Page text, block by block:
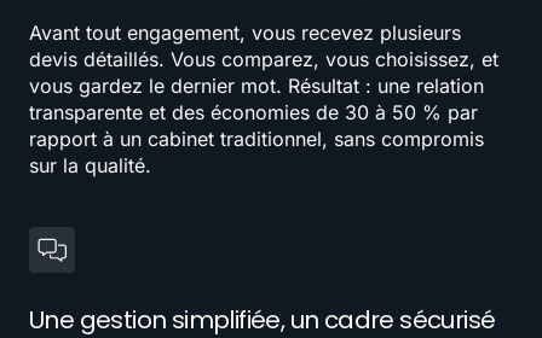
Avant tout engagement, vous recevez plusieurs
devis détaillés. Vous comparez, vous choisissez, et
vous gardez le dernier mot. Résultat : une relation
transparente et des économies de 30 à 50 % par
rapport à un cabinet traditionnel, sans compromis
sur la qualité.
Une gestion simplifiée, un cadre sécurisé